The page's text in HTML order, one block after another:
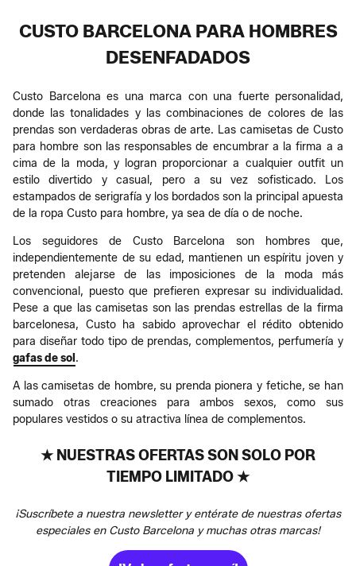
CUSTO BARCELONA PARA HOMBRES
DESENFADADOS
Custo Barcelona es una marca con una fuerte personalidad,
donde las tonalidades y las combinaciones de colores de las
prendas son verdaderas obras de arte. Las camisetas de Custo
para hombre son las responsables de encumbrar a la firma a a
cima de la moda, y logran proporcionar a cualquier outfit un
estilo divertido y casual, pero a su vez sofisticado. Los
estampados de serigrafía y los bordados son la principal apuesta
de la ropa Custo para hombre, ya sea de día o de noche.
Los seguidores de Custo Barcelona son hombres que,
independientemente de su edad, mantienen un espíritu joven y
pretenden alejarse de las imposiciones de la moda más
convencional, puesto que prefieren expresar su individualidad.
Pese a que las camisetas son las prendas estrellas de la firma
barcelonesa, Custo ha sabido aprovechar el rédito obtenido
para diseñar todo tipo de prendas, complementos, perfumería y
gafas de sol .
A las camisetas de hombre, su prenda pionera y fetiche, se han
sumado otras creaciones para ambos sexos, como sus
populares vestidos o su atractiva línea de complementos.
★ NUESTRAS OFERTAS SON SOLO POR
TIEMPO LIMITADO ★
¡Suscríbete a nuestra newsletter y entérate de nuestras ofertas
especiales en Custo Barcelona y muchas otras marcas!